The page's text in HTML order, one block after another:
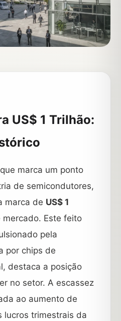
US$ 1 Trilhão:
marca um ponto
de semicondutores,
marca de US$ 1
mercado. Este feito
pela
por chips de
destaca a posição
no setor. A escassez
ao aumento de
lucros trimestrais da